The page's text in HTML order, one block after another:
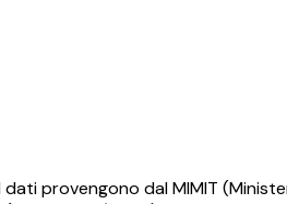
dati provengono dal MIMIT